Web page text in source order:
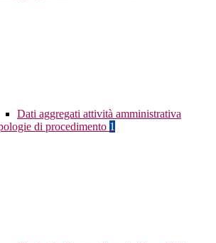
Dati aggregati attività amministrativa
di procedimento 1